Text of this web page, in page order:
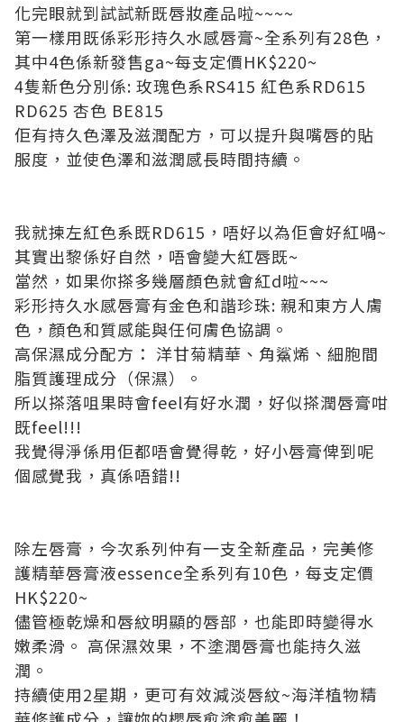
化完眼就到試試新既唇妝產品啦~~~~
第一樣用既係彩形持久水感唇膏~全系列有28色，
其中4色係新發售ga~每支定價HK$220~
4隻新色分別係: 玫瑰色系RS415 紅色系RD615
RD625 杏色 BE815
佢有持久色澤及滋潤配方，可以提升與嘴唇的貼
服度，並使色澤和滋潤感長時間持續。
我就揀左紅色系既RD615，唔好以為佢會好紅喎~
其實出黎係好自然，唔會變大紅唇既~
當然，如果你搽多幾層顏色就會紅d啦~~~
彩形持久水感唇膏有金色和諧珍珠: 親和東方人膚
色，顏色和質感能與任何膚色協調。
高保濕成分配方： 洋甘菊精華、角鯊烯、細胞間
脂質護理成分（保濕）。
所以搽落咀果時會feel有好水潤，好似搽潤唇膏咁
既feel!!!
我覺得淨係用佢都唔會覺得乾，好小唇膏俾到呢
個感覺我，真係唔錯!!
除左唇膏，今次系列仲有一支全新產品，完美修
護精華唇膏液essence全系列有10色，每支定價
HK$220~
儘管極乾燥和唇紋明顯的唇部，也能即時變得水
嫩柔滑。 高保濕效果，不塗潤唇膏也能持久滋
潤。
持續使用2星期，更可有效減淡唇紋~海洋植物精